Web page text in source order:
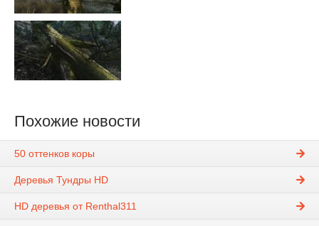
Похожие новости
50 оттенков коры
Деревья Тундры HD
HD деревья от Renthal311